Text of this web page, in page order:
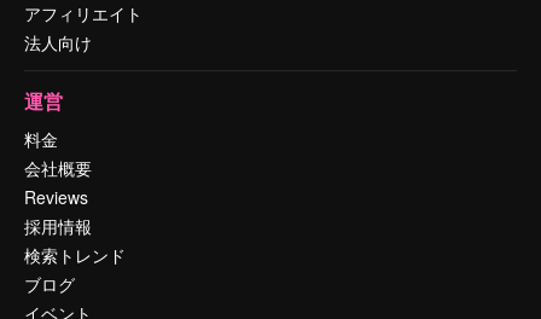
アフィリエイト
法人向け
運営
料金
会社概要
Reviews
採用情報
検索トレンド
ブログ
イベント